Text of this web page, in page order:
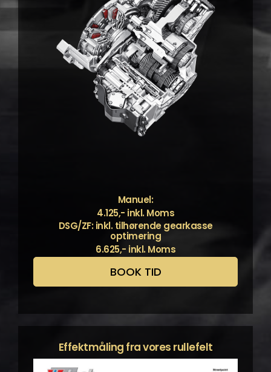
Manuel:
4.125,- inkl. Moms
DSG/ZF: inkl. tilhørende gearkasse
optimering
6.625,- inkl. Moms
BOOK TID
Effektmåling fra vores rullefelt